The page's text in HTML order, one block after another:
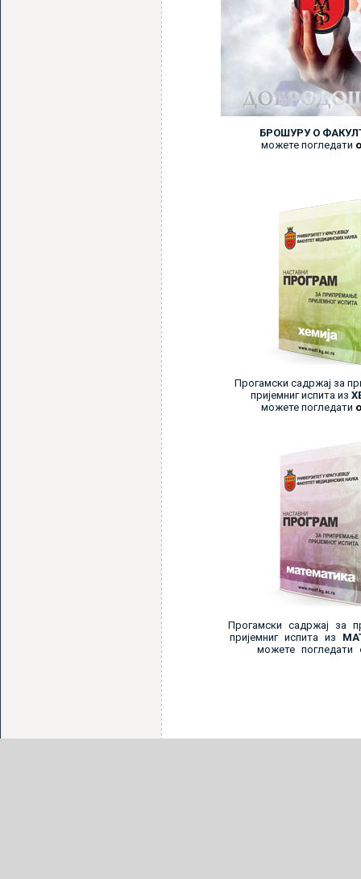
БРОШУРУ О
можете погледати
Прогамски садржај за
пријемниг испита из
можете погледати
Прогамски садржај за
пријемниг испита из
можете погледати